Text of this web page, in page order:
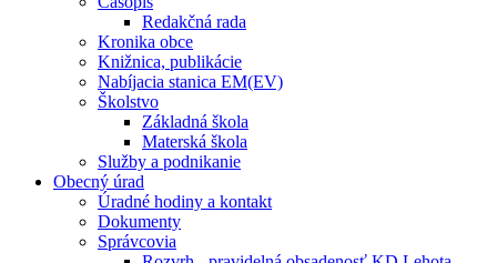
Redakčná rada
Kronika obce
Knižnica, publikácie
Nabíjacia stanica EM(EV)
Školstvo
Základná škola
Materská škola
Služby a podnikanie
Obecný úrad
Úradné hodiny a kontakt
Dokumenty
Správcovia